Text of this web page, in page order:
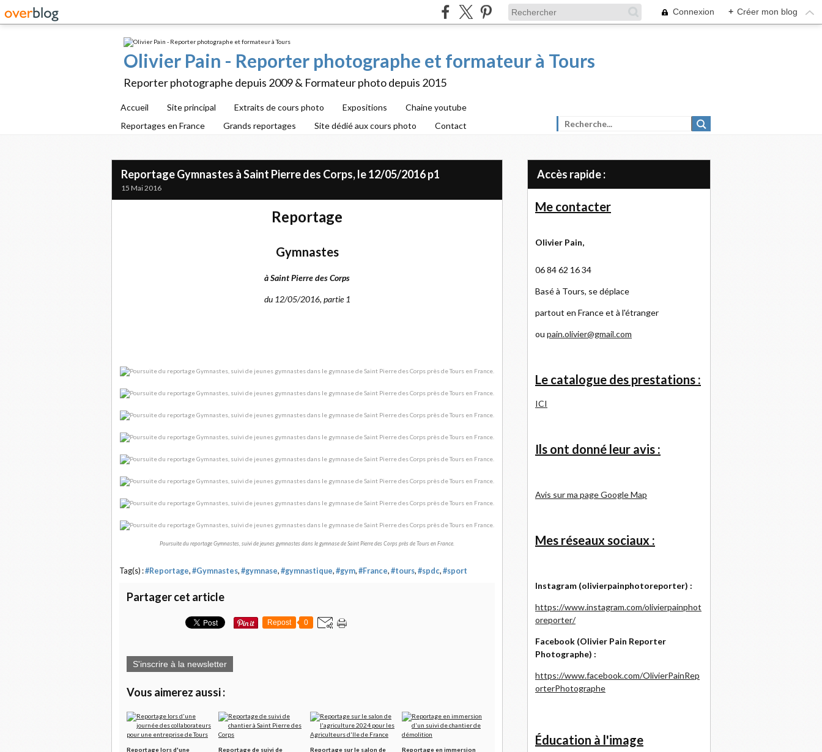
Connexion + Créer mon blog
Olivier Pain - Reporter photographe et formateur à Tours
Reporter photographe depuis 2009 & Formateur photo depuis 2015
Accueil Site principal Extraits de cours photo Expositions
Chaine youtube
Reportages en France
Grands reportages Site dédié aux cours photo Contact
Reportage Gymnastes à Saint Pierre des Corps, le 12/05/2016 p1
15 Mai 2016
Reportage
Gymnastes
à Saint Pierre des Corps
du 12/05/2016, partie 1
Poursuite du reportage Gymnastes, suivi de jeunes gymnastes dans le gymnase de Saint Pierre des Corps près de Tours en France.
Tag(s) :#Reportage, #Gymnastes, #gymnase, #gymnastique, #gym, #France, #tours, #spdc, #sport
Partager cet article
Repost 0
S'inscrire à la newsletter
Vous aimerez aussi :
Reportage lors d'une
Reportage de suivi de
Reportage sur le salon de
Reportage en immersion
Accès rapide :
Me contacter
Olivier Pain,
06 84 62 16 34
Basé à Tours, se déplace
partout en France et à l'étranger
ou pain.olivier@gmail.com
Le catalogue des prestations :
ICI
Ils ont donné leur avis :
Avis sur ma page Google Map
Mes réseaux sociaux :
Instagram (olivierpainphotoreporter) :
https://www.instagram.com/olivierpainphot
oreporter/
Facebook (Olivier Pain Reporter
Photographe) :
https://www.facebook.com/OlivierPainRep
orterPhotographe
Éducation à l'image